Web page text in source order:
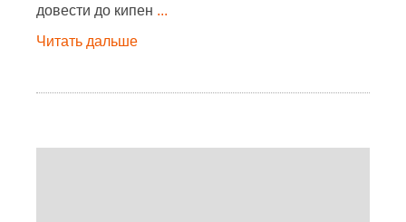
довести до кипен ...
Читать дальше